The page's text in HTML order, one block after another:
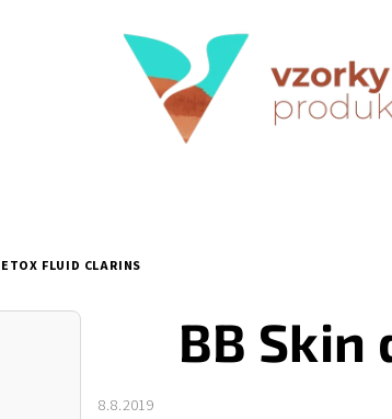
FLUID CLARINS
BB
8.8.2019